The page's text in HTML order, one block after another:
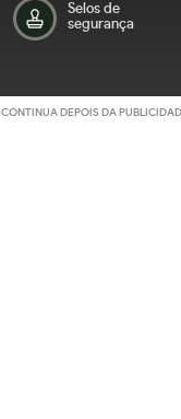
Selos de
segurança
CONTINUA DEPOIS DA